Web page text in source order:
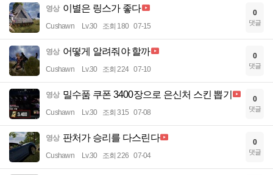
영상 이별은 링스가 좋다
Cushawn Lv.30 조회 180 07-15
0
댓글
영상 어떻게 알려줘야 할까
Cushawn Lv.30 조회 224 07-10
0
댓글
영상 밀수품 쿠폰 3400장으로 은신처 스킨 뽑기
Cushawn Lv.30 조회 315 07-08
0
댓글
영상 판처가 승리를 다스린다
Cushawn Lv.30 조회 226 07-04
0
댓글